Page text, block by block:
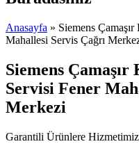
Anasayfa » Siemens
Mahallesi Servis Çağrı
Siemens
Servisi Fener
Merkezi
Garantili Ürünlere